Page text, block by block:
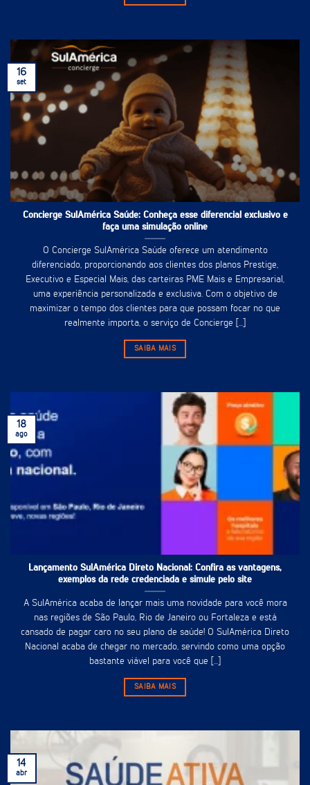
Concierge SulAmérica Saúde: Conheça esse diferencial exclusivo e
faça uma simulação online
O Concierge SulAmérica Saúde oferece um atendimento
diferenciado, proporcionando aos clientes dos planos Prestige,
Executivo e Especial Mais, das carteiras PME Mais e Empresarial,
uma experiência personalizada e exclusiva. Com o objetivo de
maximizar o tempo dos clientes para que possam focar no que
realmente importa, o serviço de Concierge [...]
SAIBA MAIS
16
set
Lançamento SulAmérica Direto Nacional: Confira as vantagens,
exemplos da rede credenciada e simule pelo site
A SulAmérica acaba de lançar mais uma novidade para você mora
nas regiões de São Paulo, Rio de Janeiro ou Fortaleza e está
cansado de pagar caro no seu plano de saúde! O SulAmérica Direto
Nacional acaba de chegar no mercado, servindo como uma opção
bastante viável para você que [...]
SAIBA MAIS
18
ago
14
abr